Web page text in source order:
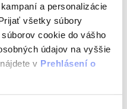
a personalizácie
všetky súbory
cookie do vášho
údajov na vyššie
v Prehlásení o